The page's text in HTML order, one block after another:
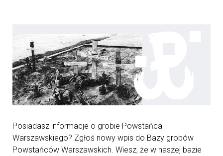
Posiadasz informacje o grobie Powstańca
Warszawskiego? Zgłoś nowy wpis do Bazy grobów
Powstańców Warszawskich. Wiesz, że w naszej bazie